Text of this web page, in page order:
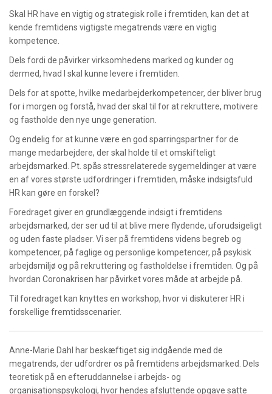
Skal HR have en vigtig og strategisk rolle i fremtiden, kan det at
kende fremtidens vigtigste megatrends være en vigtig
kompetence.
Dels fordi de påvirker virksomhedens marked og kunder og
dermed, hvad I skal kunne levere i fremtiden.
Dels for at spotte, hvilke medarbejderkompetencer, der bliver brug
for i morgen og forstå, hvad der skal til for at rekruttere, motivere
og fastholde den nye unge generation.
Og endelig for at kunne være en god sparringspartner for de
mange medarbejdere, der skal holde til et omskifteligt
arbejdsmarked. Pt. spås stressrelaterede sygemeldinger at være
en af vores største udfordringer i fremtiden, måske indsigtsfuld
HR kan gøre en forskel?
Foredraget giver en grundlæggende indsigt i fremtidens
arbejdsmarked, der ser ud til at blive mere flydende, uforudsigeligt
og uden faste pladser. Vi ser på fremtidens videns begreb og
kompetencer, på faglige og personlige kompetencer, på psykisk
arbejdsmiljø og på rekruttering og fastholdelse i fremtiden. Og på
hvordan Coronakrisen har påvirket vores måde at arbejde på.
Til foredraget kan knyttes en workshop, hvor vi diskuterer HR i
forskellige fremtidsscenarier.
Anne-Marie Dahl har beskæftiget sig indgående med de
megatrends, der udfordrer os på fremtidens arbejdsmarked. Dels
teoretisk på en efteruddannelse i arbejds- og
organisationspsykologi, hvor hendes afsluttende opgave satte